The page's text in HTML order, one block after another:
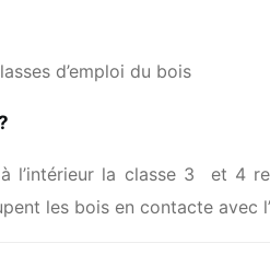
d’emploi du bois
l’intérieur la classe 3 et 4
les bois en contacte avec